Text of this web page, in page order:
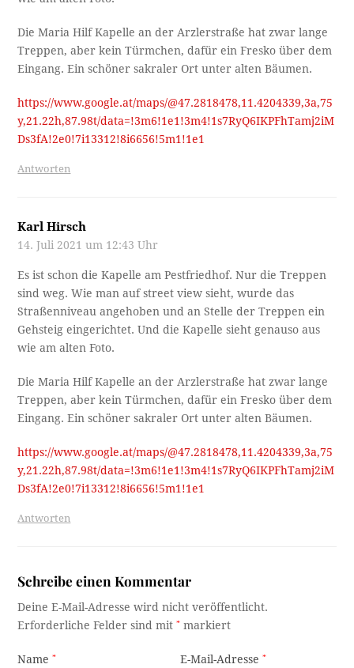
Die Maria Hilf Kapelle an der Arzlerstraße hat zwar lange
Treppen, aber kein Türmchen, dafür ein Fresko über dem
Eingang. Ein schöner sakraler Ort unter alten Bäumen.
https://www.google.at/maps/@47.2818478,11.4204339,3a,75
y,21.22h,87.98t/data=!3m6!1e1!3m4!1s7RyQ6IKPFhTamj2iM
Ds3fA!2e0!7i13312!8i6656!5m1!1e1
Antworten
Karl Hirsch
14. Juli 2021 um 12:43 Uhr
Es ist schon die Kapelle am Pestfriedhof. Nur die Treppen
sind weg. Wie man auf street view sieht, wurde das
Straßenniveau angehoben und an Stelle der Treppen ein
Gehsteig eingerichtet. Und die Kapelle sieht genauso aus
wie am alten Foto.
Die Maria Hilf Kapelle an der Arzlerstraße hat zwar lange
Treppen, aber kein Türmchen, dafür ein Fresko über dem
Eingang. Ein schöner sakraler Ort unter alten Bäumen.
https://www.google.at/maps/@47.2818478,11.4204339,3a,75
y,21.22h,87.98t/data=!3m6!1e1!3m4!1s7RyQ6IKPFhTamj2iM
Ds3fA!2e0!7i13312!8i6656!5m1!1e1
Antworten
Schreibe einen Kommentar
Deine E-Mail-Adresse wird nicht veröffentlicht.
Erforderliche Felder sind mit* markiert
Name* E-Mail-Adresse*